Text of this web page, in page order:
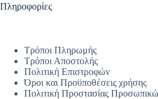
Πληροφορίες
Τρόποι Πληρωμής
Τρόποι Αποστολής
Πολιτική Επιστροφών
Όροι και Προϋποθέσεις χρήσης
Πολιτική Προστασίας